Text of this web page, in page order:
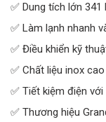
✅ Dung tích lớn 341
✅ Làm lạnh nhanh
✅ Điều khiển kỹ
✅ Chất liệu inox
✅ Tiết kiệm điện
✅ Thương hiệu